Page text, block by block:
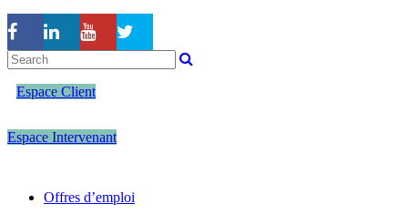
Espace Client
Espace Intervenant
Offres d’emploi